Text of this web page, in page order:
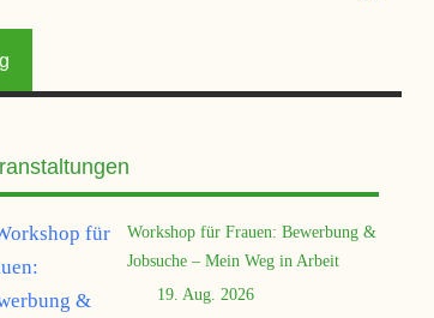
Workshop für Frauen: Bewerbung &
Jobsuche – Mein Weg in Arbeit
19. Aug. 2026